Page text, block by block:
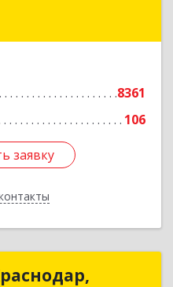
8361
106
заявку
Самара г, Дачная ул,
заявку
Краснодар,